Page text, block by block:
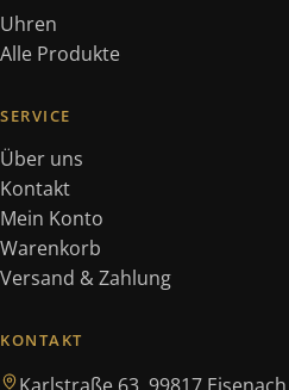
Uhren
Alle Produkte
SERVICE
Über uns
Kontakt
Mein Konto
Warenkorb
Versand & Zahlung
KONTAKT